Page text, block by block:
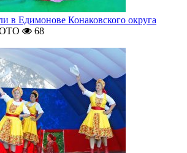
в Едимонове Конаковского округа
68